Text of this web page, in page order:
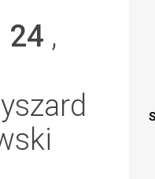
24 ,